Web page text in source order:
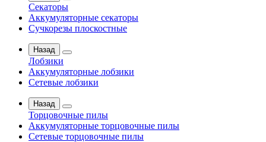
Секаторы
Аккумуляторные секаторы
Сучкорезы плоскостные
Назад
Лобзики
Аккумуляторные лобзики
Сетевые лобзики
Назад
Торцовочные пилы
Аккумуляторные торцовочные пилы
Сетевые торцовочные пилы